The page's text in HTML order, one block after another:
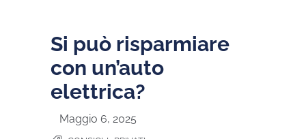
Si può risparmiare
con un’auto
elettrica?
Maggio 6, 2025